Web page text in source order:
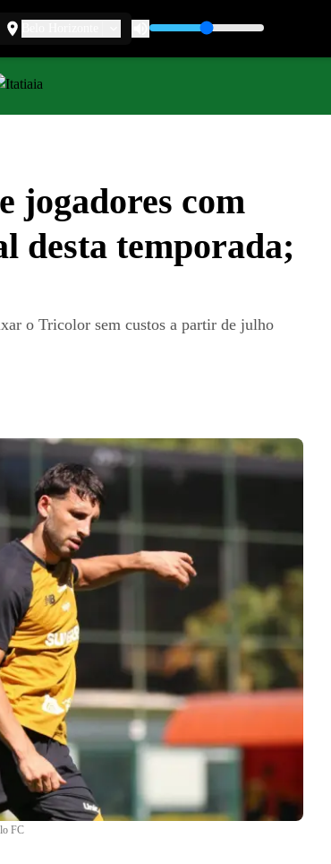
jogadores com
desta temporada;
o Tricolor sem custos a partir de julho
FC